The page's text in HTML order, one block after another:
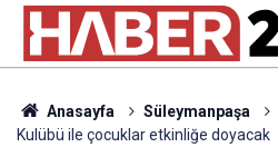
Anasayfa Süleymanpaşa
Kulübü ile çocuklar etkinliğe doyacak